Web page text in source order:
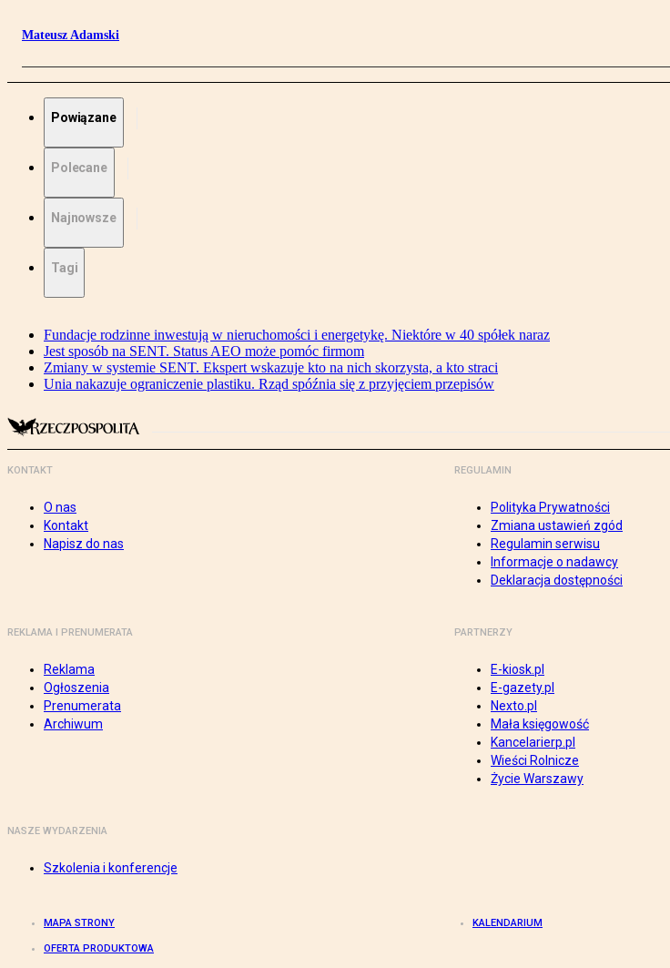
Mateusz Adamski
Powiązane
Polecane
Najnowsze
Tagi
Fundacje rodzinne inwestują w nieruchomości i energetykę. Niektóre w 40 spółek naraz
Jest sposób na SENT. Status AEO może pomóc firmom
Zmiany w systemie SENT. Ekspert wskazuje kto na nich skorzysta, a kto straci
Unia nakazuje ograniczenie plastiku. Rząd spóźnia się z przyjęciem przepisów
KONTAKT
O nas
Kontakt
Napisz do nas
REGULAMIN
Polityka Prywatności
Zmiana ustawień zgód
Regulamin serwisu
Informacje o nadawcy
Deklaracja dostępności
REKLAMA I PRENUMERATA
Reklama
Ogłoszenia
Prenumerata
Archiwum
PARTNERZY
E-kiosk.pl
E-gazety.pl
Nexto.pl
Mała księgowość
Kancelarierp.pl
Wieści Rolnicze
Życie Warszawy
NASZE WYDARZENIA
Szkolenia i konferencje
MAPA STRONY KALENDARIUM
OFERTA PRODUKTOWA